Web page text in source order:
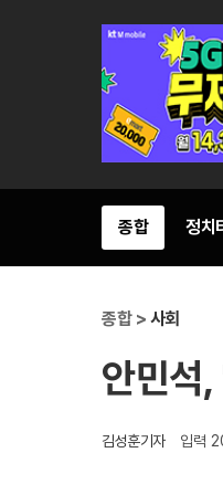
종합 정치
종합 > 사회
안민석
김성훈기자 입력